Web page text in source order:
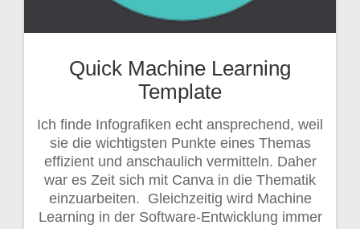
Quick Machine Learning
Template
Ich finde Infografiken echt ansprechend, weil
sie die wichtigsten Punkte eines Themas
effizient und anschaulich vermitteln. Daher
war es Zeit sich mit Canva in die Thematik
einzuarbeiten. Gleichzeitig wird Machine
Learning in der Software-Entwicklung immer